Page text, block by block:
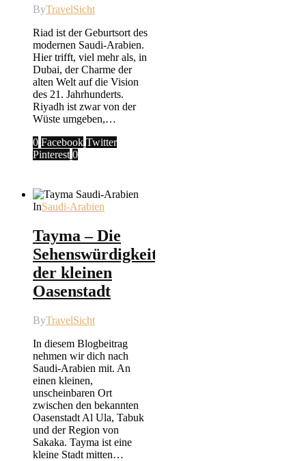
ByTravelSicht
Riad ist der Geburtsort des
modernen Saudi-Arabien.
Hier trifft, viel mehr als, in
Dubai, der Charme der
alten Welt auf die Vision
des 21. Jahrhunderts.
Riyadh ist zwar von der
Wüste umgeben,…
0 Facebook Twitter
Pinterest 0
InSaudi-Arabien
Tayma – Die
Sehenswürdigkeiten
der kleinen
Oasenstadt
ByTravelSicht
In diesem Blogbeitrag
nehmen wir dich nach
Saudi-Arabien mit. An
einen kleinen,
unscheinbaren Ort
zwischen den bekannten
Oasenstadt Al Ula, Tabuk
und der Region von
Sakaka. Tayma ist eine
kleine Stadt mitten…